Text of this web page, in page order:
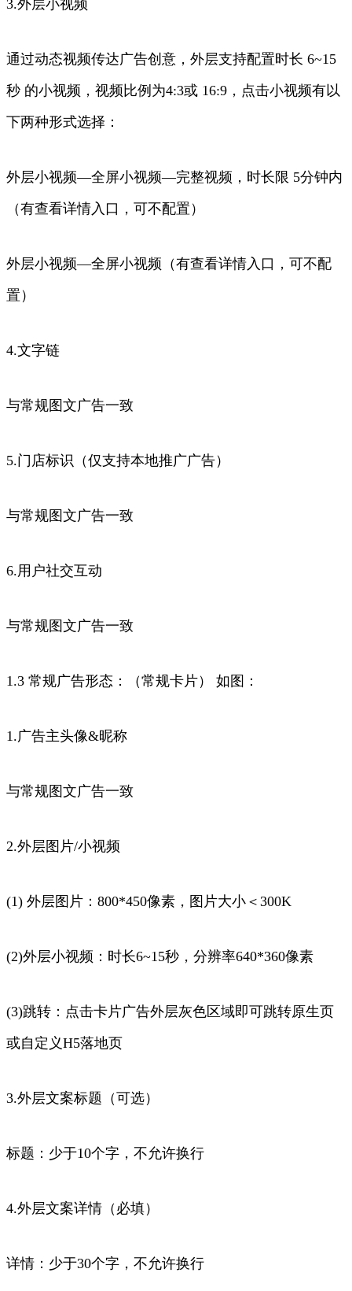
3.外层小视频
通过动态视频传达广告创意，外层支持配置时长 6~15
秒 的小视频，视频比例为4:3或 16:9，点击小视频有以
下两种形式选择：
外层小视频—全屏小视频—完整视频，时长限 5分钟内
（有查看详情入口，可不配置）
外层小视频—全屏小视频（有查看详情入口，可不配
置）
4.文字链
与常规图文广告一致
5.门店标识（仅支持本地推广广告）
与常规图文广告一致
6.用户社交互动
与常规图文广告一致
1.3 常规广告形态：（常规卡片） 如图：
1.广告主头像&昵称
与常规图文广告一致
2.外层图片/小视频
(1) 外层图片：800*450像素，图片大小＜300K
(2)外层小视频：时长6~15秒，分辨率640*360像素
(3)跳转：点击卡片广告外层灰色区域即可跳转原生页
或自定义H5落地页
3.外层文案标题（可选）
标题：少于10个字，不允许换行
4.外层文案详情（必填）
详情：少于30个字，不允许换行